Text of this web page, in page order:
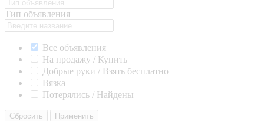
Тип объявления
Все объявления
На продажу / Купить
Добрые руки / Взять бесплатно
Вязка
Потерялись / Найдены
Сбросить Применить